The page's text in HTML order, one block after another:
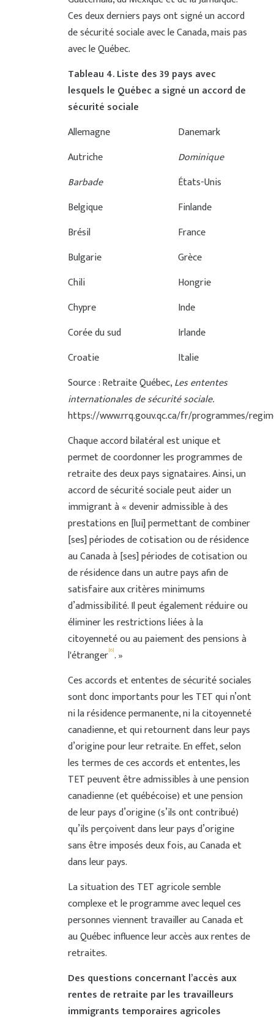
Ces deux derniers pays ont signé un accord
de sécurité sociale avec le Canada, mais pas
avec le Québec.
Tableau 4. Liste des 39 pays avec
lesquels le Québec a signé un accord de
sécurité sociale
Allemagne
Danemark
Autriche
Dominique
Barbade
États-Unis
Belgique
Finlande
Brésil
France
Bulgarie
Grèce
Chili
Hongrie
Chypre
Inde
Corée du sud
Irlande
Croatie
Italie
Source : Retraite Québec,Les ententes
internationales de sécurité sociale.
https://www.rrq.gouv.qc.ca/fr/programmes/
Chaque accord bilatéral est unique et
permet de coordonner les programmes de
retraite des deux pays signataires. Ainsi, un
accord de sécurité sociale peut aider un
immigrant à « devenir admissible à des
prestations en [lui] permettant de combiner
[ses] périodes de cotisation ou de résidence
au Canada à [ses] périodes de cotisation ou
de résidence dans un autre pays afin de
satisfaire aux critères minimums
d’admissibilité. Il peut également réduire ou
éliminer les restrictions liées à la
citoyenneté ou au paiement des pensions à
l'étranger[6]. »
Ces accords et ententes de sécurité sociales
sont donc importants pour les TET qui n’ont
ni la résidence permanente, ni la citoyenneté
canadienne, et qui retournent dans leur pays
d’origine pour leur retraite. En effet, selon
les termes de ces accords et ententes, les
TET peuvent être admissibles à une pension
canadienne (et québécoise) et une pension
de leur pays d’origine (s’ils ont contribué)
qu’ils perçoivent dans leur pays d’origine
sans être imposés deux fois, au Canada et
dans leur pays.
La situation des TET agricole semble
complexe et le programme avec lequel ces
personnes viennent travailler au Canada et
au Québec influence leur accès aux rentes de
retraites.
Des questions concernant l’accès aux
rentes de retraite par les travailleurs
immigrants temporaires agricoles